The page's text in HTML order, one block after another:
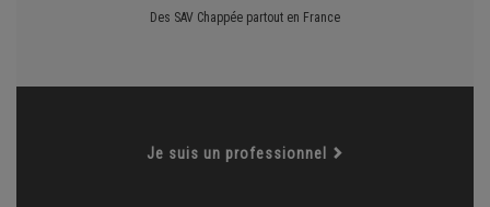
Des SAV Chappée partout en France
Je suis un professionnel